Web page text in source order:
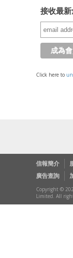
接收最
Click here to
信報簡介
廣告查詢
Copyright ©
Limited. All